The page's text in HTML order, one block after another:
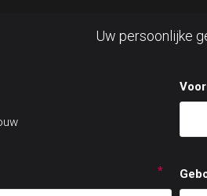
Uw persoonlijke
*